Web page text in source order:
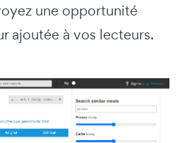
une opportunité
ajoutée à vos lecteurs.